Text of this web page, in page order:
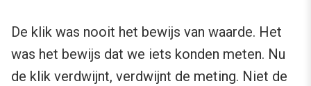
De klik was nooit het bewijs van waarde. Het
was het bewijs dat we iets konden meten. Nu
de klik verdwijnt, verdwijnt de meting. Niet de